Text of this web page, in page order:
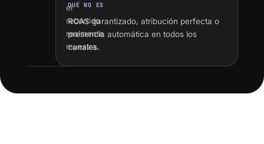
el
recorrido
realmente
muestra.
QUÉ NO ES
ROAS garantizado, atribución perfecta o
presencia automática en todos los
canales.